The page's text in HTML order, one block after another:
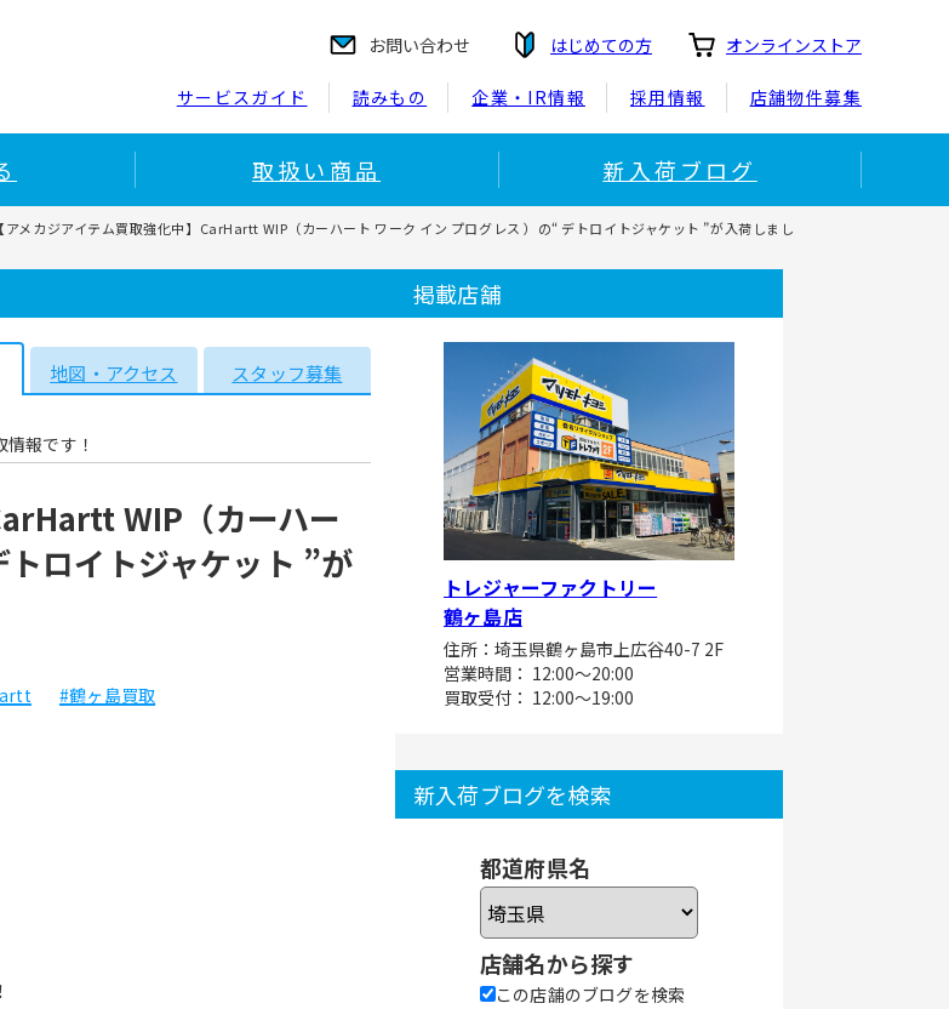
お問い合わせ はじめての方 オンラインストア
サービスガイド 読みもの 企業・IR情報 採用情報 店舗物件募集
取扱い商品 新入荷ブログ
【アメカジアイテム買取強化中】CarHartt WIP（カーハート ワーク イン プログレス ）の“ デトロイトジャケット ”が入荷しまし
地図・アクセス スタッフ募集
報です！
WIP（カーハー
ロイトジャケット ”が
#鶴ヶ島買取
掲載店舗
トレジャーファクトリー
鶴ヶ島店
住所：埼玉県鶴ヶ島市上広谷40-7 2F
営業時間： 12:00～20:00
買取受付： 12:00～19:00
新入荷ブログを検索
都道府県名
店舗名から探す
この店舗のブログを検索